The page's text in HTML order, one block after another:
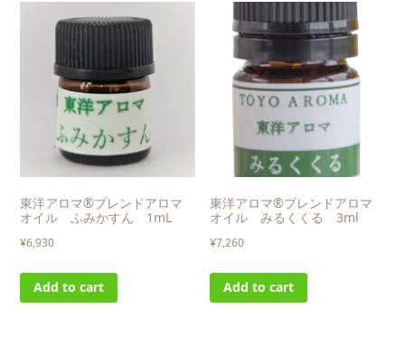
東洋アロマ®ブレンドアロマ
オイル ふみかすん 1mL
¥6,930
Add to cart
東洋アロマ®ブレンドアロマ
オイル みるくくる 3ml
¥7,260
Add to cart